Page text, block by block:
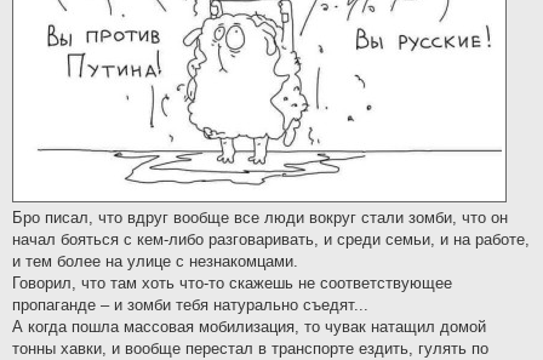
Бро писал, что вдруг вообще все люди вокруг стали зомби, что он
начал бояться с кем-либо разговаривать, и среди семьи, и на работе,
и тем более на улице с незнакомцами.
Говорил, что там хоть что-то скажешь не соответствующее
пропаганде – и зомби тебя натурально съедят...
А когда пошла массовая мобилизация, то чувак натащил домой
тонны хавки, и вообще перестал в транспорте ездить, гулять по